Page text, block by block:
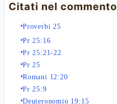
Citati nel commento
Proverbi 25
Pr 25:16
Pr 25:21-22
Pr 25
Romani 12:20
Pr 25:9
Deuteronomio 19:15